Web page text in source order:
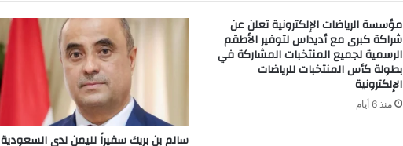
مؤسسة الرياضات الإلكترونية تعلن عن
شراكة كبرى مع أديداس لتوفير الأطقم
الرسمية لجميع المنتخبات المشاركة في
بطولة كأس المنتخبات للرياضات
الإلكترونية
منذ 6 أيام
سالم بن بريك سفيراً لليمن لدى السعودية